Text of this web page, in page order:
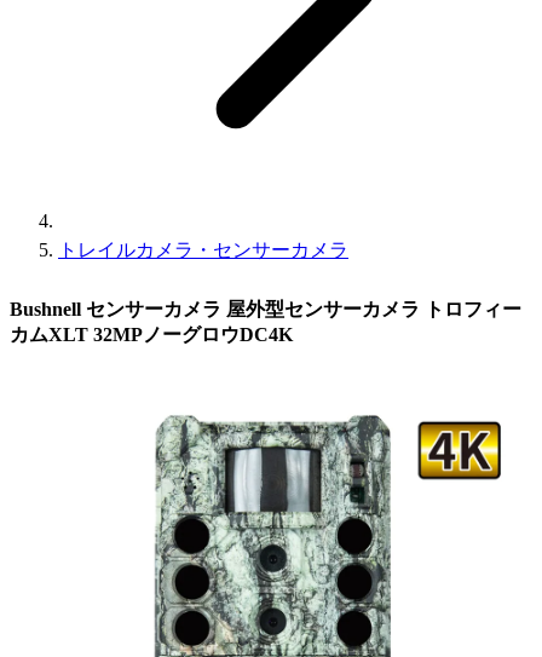
トレイルカメラ・センサーカメラ
Bushnell センサーカメラ 屋外型センサーカメラ トロフィー
カムXLT 32MPノーグロウDC4K